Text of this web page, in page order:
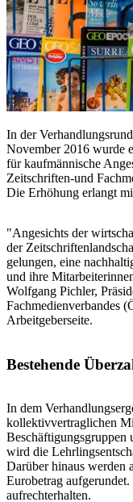
In der
November 2016 wurde
für kaufmännische
Zeitschriften-und
Die Erhöhung erlangt
"Angesichts der
der
gelungen, eine
und ihre
Wolfgang Pichler,
Fachmedienverbandes
Arbeitgeberseite.
Bestehende
In dem
kollektivvertraglichen
Beschäftigungsgruppen
wird die
Darüber hinaus werden
Eurobetrag
aufrechterhalten.